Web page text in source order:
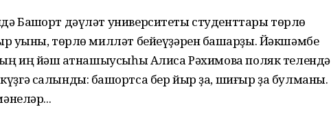
Башҡорт дәүләт университеты студенттары төрлө
уҡыны, төрлө милләт бейеүҙәрен башҡарҙы. Йәкшәмбе
иң йәш ҡатнашыусыһы Алиса Рәхимова поляк телендә
салынды: башҡортса бер йыр ҙа, шиғыр ҙа булманы.